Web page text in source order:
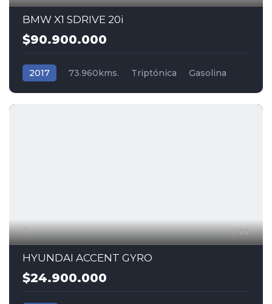
BMW X1 SDRIVE 20i
$90.900.000
2017 73.960kms. Triptónica
Gasolina
16
HYUNDAI ACCENT GYRO
$24.900.000